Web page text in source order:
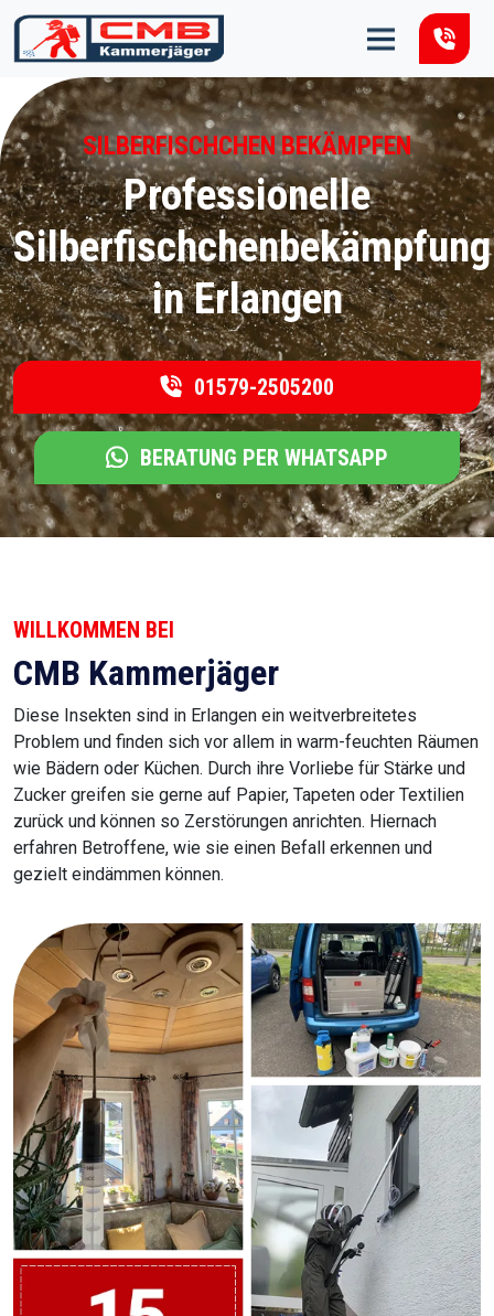
Zum Inhalt springen
SILBERFISCHCHEN BEKÄMPFEN
Professionelle
Silberfischchenbekämpfung
in Erlangen
01579-2505200
BERATUNG PER WHATSAPP
WILLKOMMEN BEI
CMB Kammerjäger
Diese Insekten sind in Erlangen ein weitverbreitetes
Problem und finden sich vor allem in warm-feuchten Räumen
wie Bädern oder Küchen. Durch ihre Vorliebe für Stärke und
Zucker greifen sie gerne auf Papier, Tapeten oder Textilien
zurück und können so Zerstörungen anrichten. Hiernach
erfahren Betroffene, wie sie einen Befall erkennen und
gezielt eindämmen können.